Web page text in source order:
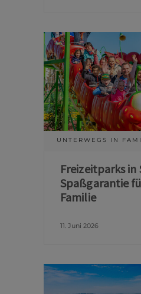
UNTERWEGS IN
Freizeitparks in
Spaßgarantie
Familie
11. Juni 2026